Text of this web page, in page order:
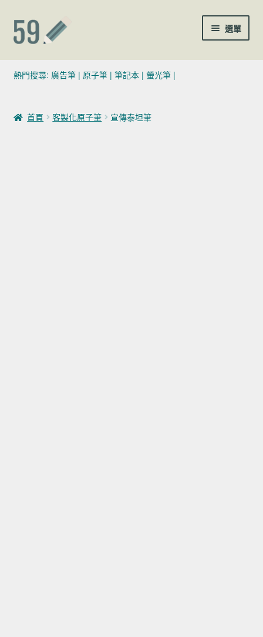
跳至導覽列
跳至主要內容 選單
(02)7729-4140
聯絡我們
熱門搜尋: 廣告筆| 原子筆| 筆記本| 螢光筆|
首頁 客製化原子筆 宣傳泰坦筆